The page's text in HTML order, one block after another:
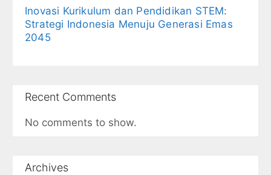
Inovasi Kurikulum dan Pendidikan STEM:
Strategi Indonesia Menuju Generasi Emas
2045
Recent Comments
No comments to show.
Archives